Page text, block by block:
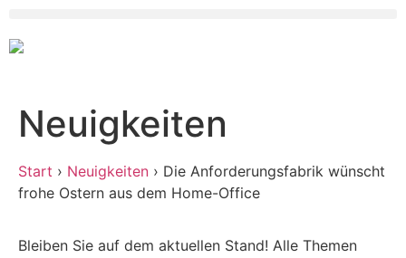
Neuigkeiten
Start › Neuigkeiten › Die Anforderungsfabrik wünscht
frohe Ostern aus dem Home-Office
Bleiben Sie auf dem aktuellen Stand! Alle Themen